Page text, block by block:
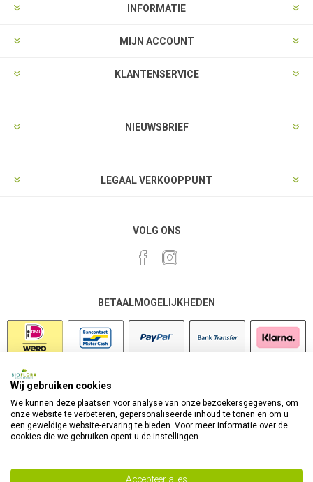
INFORMATIE
MIJN ACCOUNT
KLANTENSERVICE
NIEUWSBRIEF
LEGAAL VERKOOPPUNT
VOLG ONS
BETAALMOGELIJKHEDEN
Wij gebruiken cookies
We kunnen deze plaatsen voor analyse van onze bezoekersgegevens, om
onze website te verbeteren, gepersonaliseerde inhoud te tonen en om u
een geweldige website-ervaring te bieden. Voor meer informatie over de
cookies die we gebruiken opent u de instellingen.
Accepteer alles